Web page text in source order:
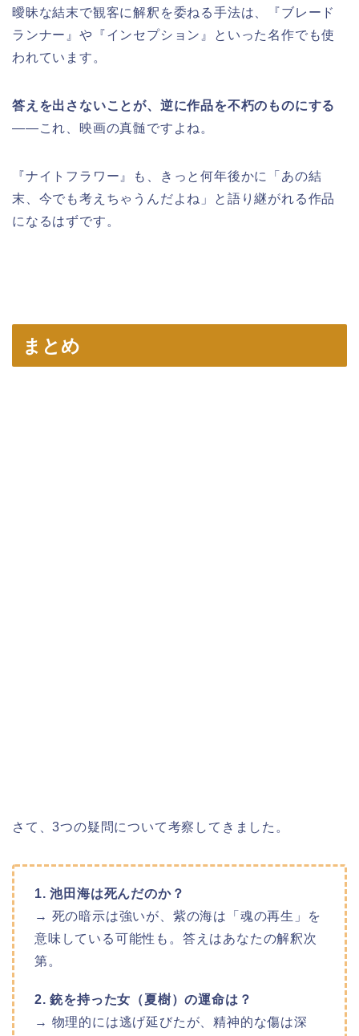
曖昧な結末で観客に解釈を委ねる手法は、『ブレード
ランナー』や『インセプション』といった名作でも使
われています。
答えを出さないことが、逆に作品を不朽のものにする
――これ、映画の真髄ですよね。
『ナイトフラワー』も、きっと何年後かに「あの結
末、今でも考えちゃうんだよね」と語り継がれる作品
になるはずです。
まとめ
さて、3つの疑問について考察してきました。
1. 池田海は死んだのか？
→ 死の暗示は強いが、紫の海は「魂の再生」を
意味している可能性も。答えはあなたの解釈次
第。
2. 銃を持った女（夏樹）の運命は？
→ 物理的には逃げ延びたが、精神的な傷は深